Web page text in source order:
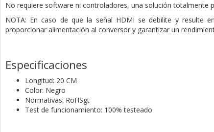
No requiere software ni controladores, una solución totalmente
NOTA: En caso de que la señal HDMI se debilite y resulte
proporcionar alimentación al conversor y garantizar un
Especificaciones
Longitud: 20 CM
Color: Negro
Normativas: RoHSgt
Test de funcionamiento: 100% testeado